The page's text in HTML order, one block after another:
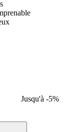
Jusqu'à -5%